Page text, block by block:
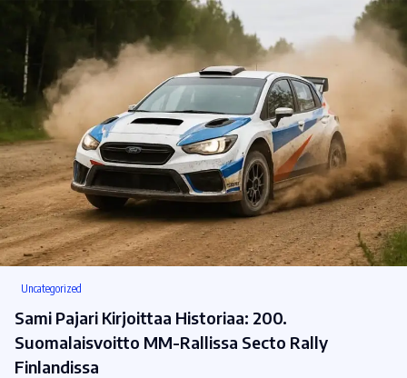
Uncategorized
Sami Pajari Kirjoittaa Historiaa: 200.
Suomalaisvoitto MM-Rallissa Secto Rally
Finlandissa